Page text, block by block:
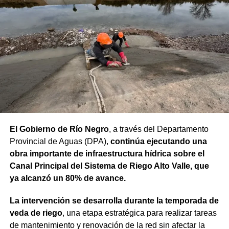
“Proyectos de esta envergadura serían imposibles de
concretar sin este financiamiento internacional. Todo
nuestro agradecimiento al BID por confiar en el camino
que estamos recorriendo y en la visión de futuro que
tenemos para Río Negro”, dijo el gobernador.
Finalmente, el mandatario aseveró que “el rumbo está
claro y genera confianza, ahora el desafío es seguir
beneficios de estas inversiones”.
Weretilneck estuvo acompañado por los ministros de
Desarrollo Económico y Productivo, Carlos Banacloy; de
Salud, Demetrio Thalasselis y de Hacienda, Gabriel
Provincial de Coordinación y Ejecución del
Financiamiento Externo (UPCEFE), Martín Camiña.
El Gobierno de Río Negro, a través del Departamento
Provincial de Aguas (DPA), continúa ejecutando una
obra importante de infraestructura hídrica sobre el
Canal Principal del Sistema de Riego Alto Valle, que
ya alcanzó un 80% de avance.
La intervención se desarrolla durante la temporada de
veda de riego, una etapa estratégica para realizar tareas
de mantenimiento y renovación de la red sin afectar la